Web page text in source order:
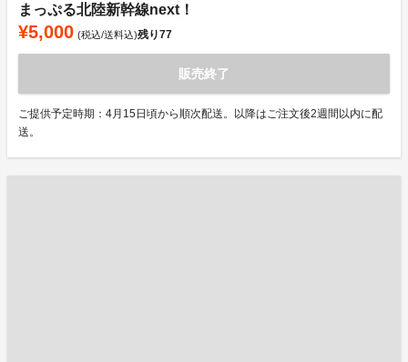
まっぷる北陸新幹線next！
¥5,000 (税込/送料込)残り77
販売終了
ご提供予定時期：4月15日頃から順次配送。以降はご注文後2週間以内に配
送。